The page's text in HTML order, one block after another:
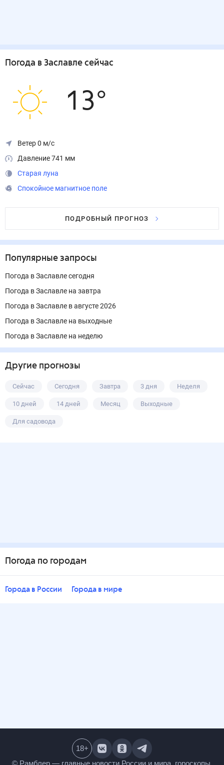
Погода в Заславле сейчас
13°
Ветер 0 м/с
Давление 741 мм
Старая луна
Спокойное магнитное поле
ПОДРОБНЫЙ ПРОГНОЗ
Популярные запросы
Погода в Заславле сегодня
Погода в Заславле на завтра
Погода в Заславле в августе 2026
Погода в Заславле на выходные
Погода в Заславле на неделю
Другие прогнозы
Сейчас Сегодня Завтра 3 дня Неделя
10 дней 14 дней Месяц Выходные
Для садовода
Погода по городам
Города в России Города в мире
18+